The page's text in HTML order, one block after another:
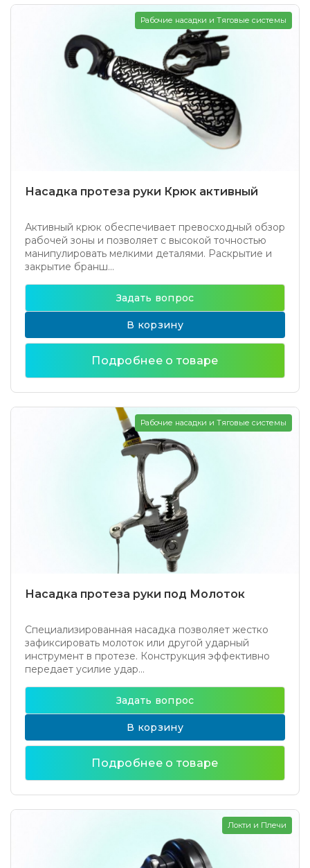
Насадка протеза руки Крюк активный
Активный крюк обеспечивает превосходный обзор
рабочей зоны и позволяет с высокой точностью
манипулировать мелкими деталями. Раскрытие и
закрытие бранш...
Рабочие насадки и Тяговые системы
Задать вопрос
В корзину
Подробнее о товаре
Насадка протеза руки под Молоток
Специализированная насадка позволяет жестко
зафиксировать молоток или другой ударный
инструмент в протезе. Конструкция эффективно
передает усилие удар...
Рабочие насадки и Тяговые системы
Задать вопрос
В корзину
Подробнее о товаре
Локти и Плечи